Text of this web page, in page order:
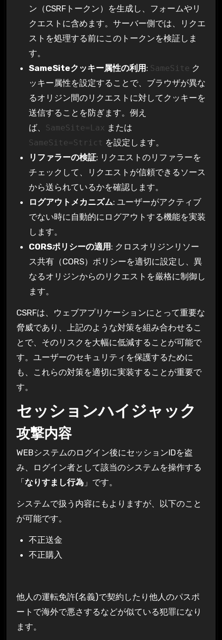
ン（CSRFトークン）を生成し、フォームやリ
クエストに含めます。サーバー側では、リクエ
ストを処理する前にこのトークンを検証しま
す。
SameSiteクッキー属性の利用: SameSite ク
ッキー属性を設定することで、ブラウザが異な
るオリジン間のリクエストに対してクッキーを
送信することを防ぎます。例え
ば、 SameSite=Lax または
SameSite=Strict を設定します。
リファラーの検証: リクエストのリファラーを
チェックして、リクエストが信頼できるソース
から送られているかを確認します。
ログアウトメカニズム: ユーザーがアクティブ
でない時に自動的にログアウトする機能を実装
します。
CORSポリシーの適用: クロスオリジンリソー
ス共有（CORS）ポリシーを適切に設定し、異
なるオリジンからのリクエストを厳格に制御し
ます。
CSRFは、ウェブアプリケーションにとって重要な
脅威であり、上記のような対策を組み合わせるこ
とで、そのリスクを大幅に低減することが可能で
す。ユーザーのセキュリティを保護するために
も、これらの対策を適切に実装することが重要で
す。
セッションハイジャック
攻撃内容
WEBシステムのログイン後にセッションIDを盗
み、ログイン者として該当のシステムを操作する
「 なりすまし行為」です。
システムで扱う内容にもよりますが、以下のこと
が可能です。
不正送金
不正購入
他人の運転免許(名義)で契約したり他人のパスポ
ートで海外で悪さするなどが似ている犯罪になり
ます。